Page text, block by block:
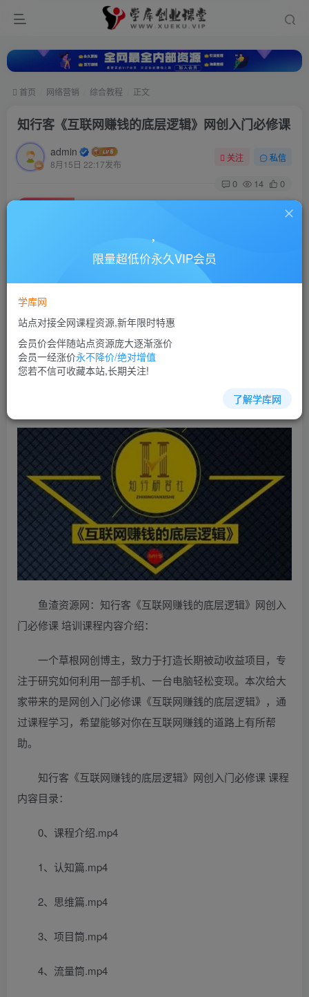
首页 网络营销 综合教程 正文
知行客《互联网赚钱的底层逻辑》网创入门必修课
admin
8月15日 22:17发布
关注 私信
0 14 0
此内容为付费资源，请付费后查看
10
立即购买
您当前未登录！建议登陆后购买，可保存购买订单
付费资源
鱼渣资源网：知行客《互联网赚钱的底层逻辑》网创入
门必修课 培训课程内容介绍：
一个草根网创博主，致力于打造长期被动收益项目，专
注于研究如何利用一部手机、一台电脑轻松变现。本次给大
家带来的是网创入门必修课《互联网赚銭的底层逻辑》，通
过课程学习，希望能够对你在互联网赚銭的道路上有所帮
助。
知行客《互联网赚钱的底层逻辑》网创入门必修课 课程
内容目录：
0、课程介绍.mp4
1、认知篇.mp4
2、思维篇.mp4
3、项目筒.mp4
4、流量筒.mp4
限量超低价永久VIP会员
学库网
站点对接全网课程资源,新年限时特惠
会员价会伴随站点资源庞大逐渐涨价
会员一经涨价永不降价/绝对增值
您若不信可收藏本站,长期关注!
了解学库网